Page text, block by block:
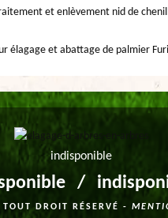
et enlèvement nid de
élagage et abattage de palmier
indisponible
/
DROIT RÉSERVÉ -